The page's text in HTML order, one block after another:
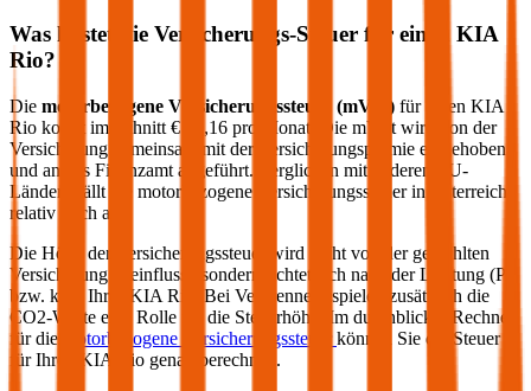
Was kostet die Versicherungs-Steuer für einen KIA
Rio?
Die motorbezogene Versicherungssteuer (mVSt) für einen KIA
Rio kostet im Schnitt € 20,16 pro Monat. Die mVSt wird von der
Versicherung gemeinsam mit der Versicherungsprämie eingehoben
und an das Finanzamt abgeführt. Verglichen mit anderen EU-
Ländern fällt die motorbezogene Versicherungssteuer in Österreich
relativ hoch aus.
Die Höhe der Versicherungssteuer wird nicht von der gewählten
Versicherung beeinflusst, sondern richtet sich nach der Leistung (PS
bzw. kW) Ihres
KIA Rio
. Bei Verbrennern spielen zusätzlich die
CO2-Werte eine Rolle für die Steuerhöhe. Im durchblicker Rechner
für die
motorbezogene Versicherungssteuer können Sie die Steuer
für Ihren
KIA Rio genau berechnen.